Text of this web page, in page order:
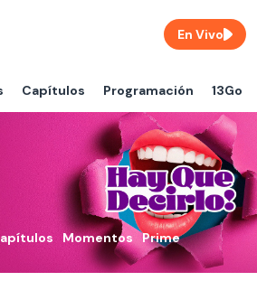
Capítulos Programación 13Go
En Vivo
Momentos Prime